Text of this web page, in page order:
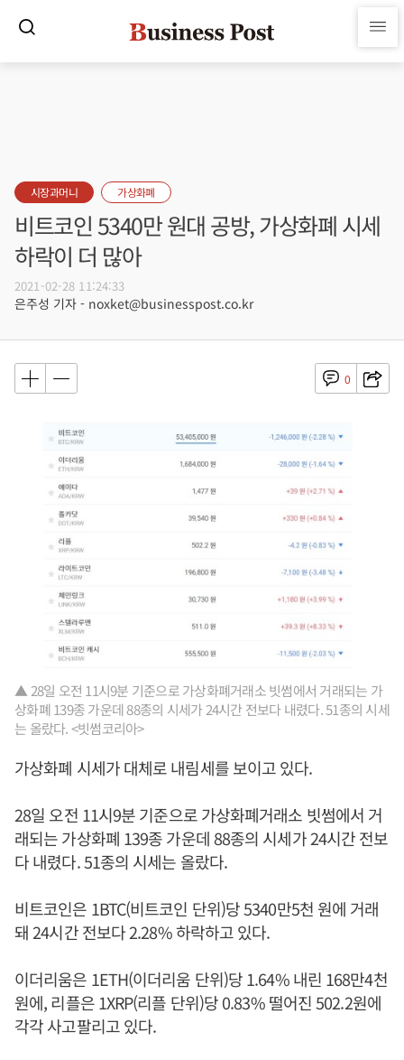
시장과머니 가상화폐
비트코인 5340만 원대 공방, 가상화폐 시세
하락이 더 많아
2021-02-28 11:24:33
은주성 기자 - noxket@businesspost.co.kr
0
▲ 28일 오전 11시9분 기준으로 가상화폐거래소 빗썸에서 거래되는 가
상화폐 139종 가운데 88종의 시세가 24시간 전보다 내렸다. 51종의 시세
는 올랐다. <빗썸코리아>
가상화폐 시세가 대체로 내림세를 보이고 있다.
28일 오전 11시9분 기준으로 가상화폐거래소 빗썸에서 거
래되는 가상화폐 139종 가운데 88종의 시세가 24시간 전보
다 내렸다. 51종의 시세는 올랐다.
비트코인은 1BTC(비트코인 단위)당 5340만5천 원에 거래
돼 24시간 전보다 2.28% 하락하고 있다.
이더리움은 1ETH(이더리움 단위)당 1.64% 내린 168만4천
원에, 리플은 1XRP(리플 단위)당 0.83% 떨어진 502.2원에
각각 사고팔리고 있다.